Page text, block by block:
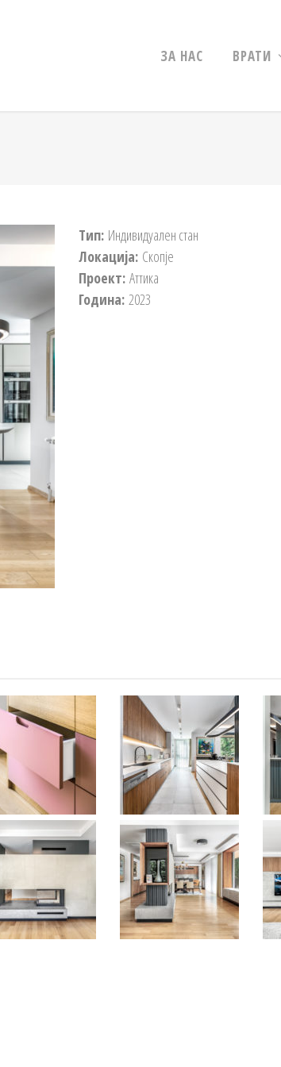
ЗА НАС ВРАТИ
Тип:Индивидуален стан
Локација:Скопје
Проект:Аттика
Година:2023